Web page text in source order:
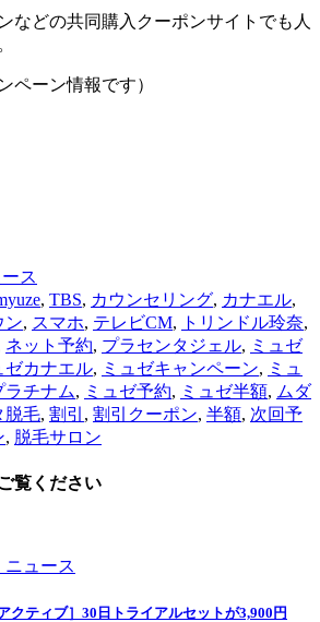
などの共同購入クーポンサイトでも人
ペーン情報です）
ス
, TBS, カウンセリング, カナエル,
ン, スマホ, テレビCM, トリンドル玲奈,
ネット予約, プラセンタジェル, ミュゼ
ゼカナエル, ミュゼキャンペーン, ミュ
ラチナム, ミュゼ予約, ミュゼ半額, ムダ
脱毛, 割引 , 割引クーポン, 半額, 次回予
, 脱毛サロン
覧ください
ニュース
クティブ］30日トライアルセットが3,900円